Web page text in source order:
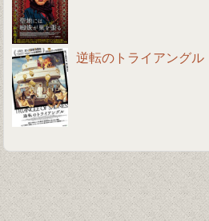
逆転のトライアングル